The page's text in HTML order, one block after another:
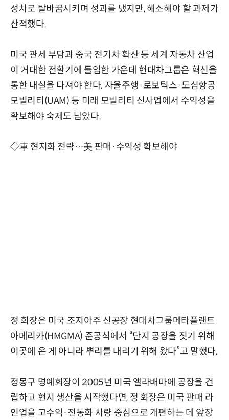
성차로 탈바꿈시키며 성과를 냈지만, 해소해야 할 과제가
산적했다.
미국 관세 부담과 중국 전기차 확산 등 세계 자동차 산업
이 거대한 전환기에 돌입한 가운데 현대차그룹은 혁신을
통한 내실을 다져야 한다. 자율주행·로보틱스·도심항공
모빌리티(UAM) 등 미래 모빌리티 신사업에서 수익성을
확보해야 숙제도 남았다.
◇車 현지화 전략…美 판매·수익성 확보해야
정 회장은 미국 조지아주 신공장 현대차그룹메타플랜트
아메리카(HMGMA) 준공식에서 “단지 공장을 짓기 위해
이곳에 온 게 아니라 뿌리를 내리기 위해 왔다”고 말했다.
정몽구 명예회장이 2005년 미국 앨라배마에 공장을 건
립하고 현지 생산을 시작했다면, 정 회장은 미국 판매 라
인업을 고수익·전동화 차량 중심으로 개편하는 데 앞장